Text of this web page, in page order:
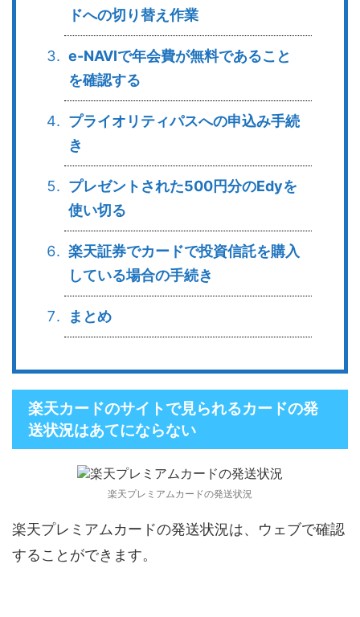
ドへの切り替え作業
e-NAVIで年会費が無料であること
を確認する
プライオリティパスへの申込み手続
き
プレゼントされた500円分のEdyを
使い切る
楽天証券でカードで投資信託を購入
している場合の手続き
まとめ
楽天カードのサイトで見られるカードの発
送状況はあてにならない
楽天プレミアムカードの発送状況
楽天プレミアムカードの発送状況は、ウェブで確認
することができます。